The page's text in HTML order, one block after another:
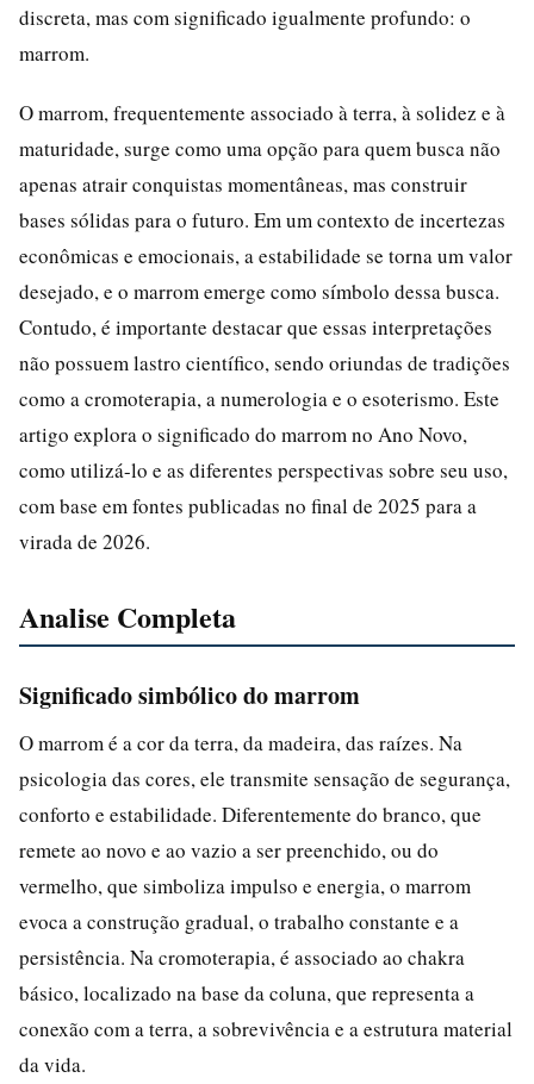
discreta, mas com significado igualmente profundo: o
marrom.
O marrom, frequentemente associado à terra, à solidez e à
maturidade, surge como uma opção para quem busca não
apenas atrair conquistas momentâneas, mas construir
bases sólidas para o futuro. Em um contexto de incertezas
econômicas e emocionais, a estabilidade se torna um valor
desejado, e o marrom emerge como símbolo dessa busca.
Contudo, é importante destacar que essas interpretações
não possuem lastro científico, sendo oriundas de tradições
como a cromoterapia, a numerologia e o esoterismo. Este
artigo explora o significado do marrom no Ano Novo,
como utilizá-lo e as diferentes perspectivas sobre seu uso,
com base em fontes publicadas no final de 2025 para a
virada de 2026.
Analise Completa
Significado simbólico do marrom
O marrom é a cor da terra, da madeira, das raízes. Na
psicologia das cores, ele transmite sensação de segurança,
conforto e estabilidade. Diferentemente do branco, que
remete ao novo e ao vazio a ser preenchido, ou do
vermelho, que simboliza impulso e energia, o marrom
evoca a construção gradual, o trabalho constante e a
persistência. Na cromoterapia, é associado ao chakra
básico, localizado na base da coluna, que representa a
conexão com a terra, a sobrevivência e a estrutura material
da vida.